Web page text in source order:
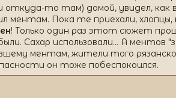
откуда-то там) домой, увидел, как
ментам. Пока те приехали,
! Только один раз этот сюжет
Сахар использовали... А ментов
ментам, жители того
он тоже побеспокоился.